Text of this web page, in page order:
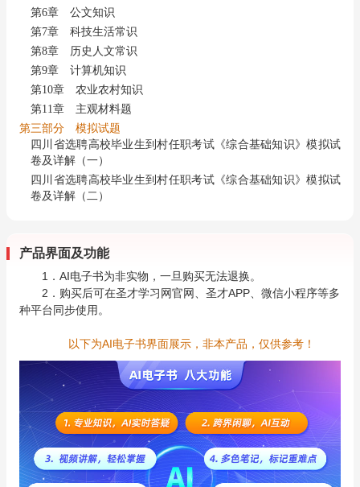
第6章 公文知识
第7章 科技生活常识
第8章 历史人文常识
第9章 计算机知识
第10章 农业农村知识
第11章 主观材料题
第三部分 模拟试题
四川省选聘高校毕业生到村任职考试《综合基础知识》模拟试
卷及详解（一）
四川省选聘高校毕业生到村任职考试《综合基础知识》模拟试
卷及详解（二）
产品界面及功能
1．AI电子书为非实物，一旦购买无法退换。
2．购买后可在圣才学习网官网、圣才APP、微信小程序等多
种平台同步使用。
以下为AI电子书界面展示，非本产品，仅供参考！